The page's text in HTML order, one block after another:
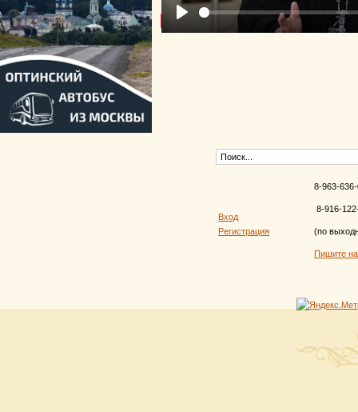
Вход
Регистрация
8-963-
8-916-
(по
Пишите